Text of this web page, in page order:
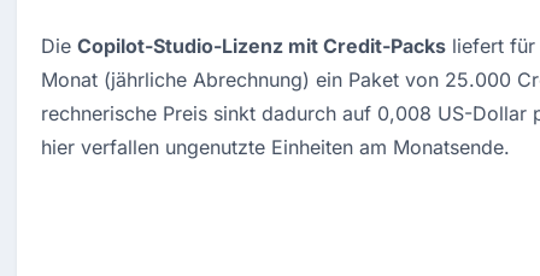
Die Copilot-Studio-Lizenz mit Credit-Packs liefert
Monat (jährliche Abrechnung) ein Paket von 25.000
rechnerische Preis sinkt dadurch auf 0,008 US-Dollar
hier verfallen ungenutzte Einheiten am Monatsende.